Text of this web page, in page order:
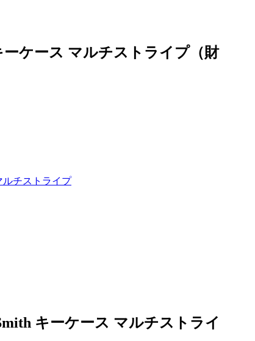
ーケース マルチストライプ（財
ルチストライプ
キーケース マルチストライ